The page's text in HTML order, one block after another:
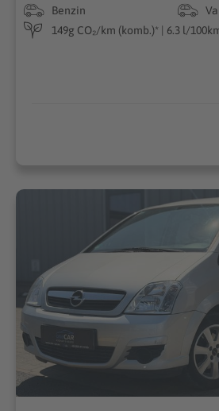
Benzin
149g CO₂/km (komb.)* | 6.3 l/